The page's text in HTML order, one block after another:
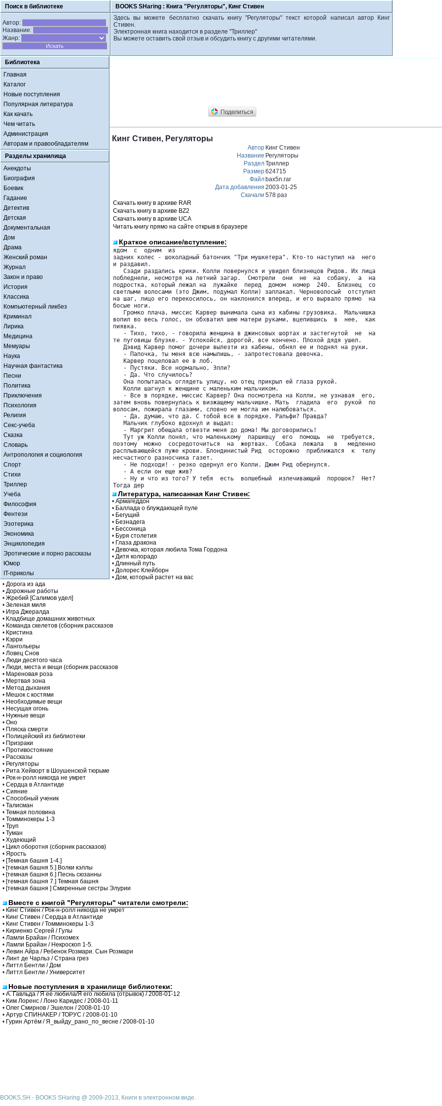
Поиск в библиотеке BOOKS SHaring : Книга "Регуляторы", Кинг Стивен
Автор:
Название:
Жанр:
Здесь вы можете бесплатно скачать книгу "Регуляторы" текст которой написал автор Кинг
Стивен.
Электронная книга находится в разделе "Триллер"
Вы можете оставить свой отзыв и обсудить книгу с другими читателями.
Библиотека
Главная
Каталог
Новые поступления
Популярная литература
Как качать
Чем читать
Администрация
Авторам и правообладателям
Разделы хранилища
Анекдоты
Биография
Боевик
Гадание
Детектив
Детская
Документальная
Дом
Драма
Женский роман
Журнал
Закон и право
История
Классика
Компьютерный ликбез
Криминал
Лирика
Медицина
Мемуары
Наука
Научная фантастика
Песни
Политика
Приключения
Психология
Религия
Секс-учеба
Сказка
Словарь
Антропология и социология
Спорт
Стихи
Триллер
Учеба
Философия
Фентези
Эзотерика
Экономика
Энциклопедия
Эротические и порно рассказы
Юмор
IT-приколы
Кинг Стивен, Регуляторы
Автор Кинг Стивен
Название Регуляторы
РазделТриллер
Размер624715
Файл bax5n.rar
Дата добавления 2003-01-25
Скачали 578 раз
Скачать книгу в архиве RAR
Скачать книгу в архиве BZ2
Скачать книгу в архиве UCA
Читать книгу прямо на сайте открыв в браузере
Краткое описание/вступление:
ядом  с  одним  из
задних колес - шоколадный батончик "Три мушкетера". Кто-то наступил на  него
и раздавил.
   Сзади раздались крики. Колли повернулся и увидел близнецов Ридов. Их лица
побледнели, несмотря на летний загар.  Смотрели  они  не  на  собаку,  а  на
подростка, который лежал на  лужайке  перед  домом  номер  240.  Близнец  со
светлыми волосами (это Джим, подумал Колли) заплакал. Черноволосый  отступил
на шаг, лицо его перекосилось, он наклонился вперед, и его вырвало прямо  на
босые ноги.
   Громко плача, миссис Карвер вынимала сына из кабины грузовика.  Мальчишка
вопил во весь голос, он обхватил шею матери руками, вцепившись  в  нее,  как
пиявка.
   - Тихо, тихо, - говорила женщина в джинсовых шортах и застегнутой  не  на
те пуговицы блузке. - Успокойся, дорогой, все кончено. Плохой дядя ушел.
   Дэвид Карвер помог дочери вылезти из кабины, обнял ее и поднял на руки.
   - Папочка, ты меня всю намылишь, - запротестовала девочка.
   Карвер поцеловал ее в лоб.
   - Пустяки. Все нормально, Элли?
   - Да. Что случилось?
   Она попыталась оглядеть улицу, но отец прикрыл ей глаза рукой.
   Колли шагнул к женщине с маленьким мальчиком.
   - Все в порядке, миссис Карвер? Она посмотрела на Колли, не узнавая  его,
затем вновь повернулась к визжащему мальчишке. Мать  гладила  его  рукой  по
волосам, пожирала глазами, словно не могла им налюбоваться.
   - Да, думаю, что да. С тобой все в порядке. Ральфи? Правда?
   Мальчик глубоко вдохнул и выдал:
   - Маргрит обещала отвезти меня до дома! Мы договорились!
   Тут уж Колли понял, что маленькому  паршивцу  его  помощь  не  требуется,
поэтому  можно  сосредоточиться  на  жертвах.  Собака  лежала   в   медленно
расплывающейся луже крови. Блондинистый Рид  осторожно  приближался  к  телу
несчастного разносчика газет.
   - Не подходи! - резко одернул его Колли. Джим Рид обернулся.
   - А если он еще жив?
   - Ну и что из того? У тебя  есть  волшебный  излечивающий  порошок?  Нет?
Тогда дер
Литература, написанная Кинг Стивен:
• Армагеддон
• Баллада о блуждающей пуле
• Бегущий
• Безнадега
• Бессоница
• Буря столетия
• Глаза дракона
• Девочка, которая любила Тома Гордона
• Дитя колорадо
• Длинный путь
• Долорес Клейборн
• Дом, который растет на вас
• Дорога из ада
• Дорожные работы
• Жребий [Салимов удел]
• Зеленая миля
• Игра Джералда
• Кладбище домашних животных
• Команда скелетов (сборник рассказов
• Кристина
• Кэрри
• Лангольеры
• Ловец Снов
• Люди десятого часа
• Люди, места и вещи (сборник рассказов
• Мареновая роза
• Мертвая зона
• Метод дыхания
• Мешок с костями
• Необходимые вещи
• Несущая огонь
• Нужные вещи
• Оно
• Пляска смерти
• Полицейский из библиотеки
• Призраки
• Противостояние
• Рассказы
• Регуляторы
• Рита Хейворт в Шоушенской тюрьме
• Рок-н-ролл никогда не умрет
• Сердца в Атлантиде
• Сияние
• Способный ученик
• Талисман
• Темная половина
• Томминокеры 1-3
• Труп
• Туман
• Худеющий
• Цикл оборотня (сборник рассказов)
• Ярость
• [Темная башня 1-4.]
• [темная башня 5.] Волки кэллы
• [темная башня 6.] Песнь сюзанны
• [темная башня 7.] Темная башня
• [темная башня ] Смиренные сестры Элурии
Вместе с книгой "Регуляторы" читатели смотрели:
• Кинг Стивен / Рок-н-ролл никогда не умрет
• Кинг Стивен / Сердца в Атлантиде
• Кинг Стивен / Томминокеры 1-3
• Кириенко Сергей / Гулы
• Ламли Брайан / Психомех
• Ламли Брайан / Некроскоп 1-5.
• Левин Айра / Ребенок Розмари. Сын Розмари
• Линт де Чарльз / Страна грез
• Литтл Бентли / Дом
• Литтл Бентли / Университет
Новые поступления в хранилище библиотеки:
• А. Гавльда / Я ее любила/Я его любила (отрывок) / 2008-01-12
• Ким Лоренс / Лоно Каридес / 2008-01-11
• Олег Смирнов / Эшелон / 2008-01-10
• Артур СПИНАКЕР / ТОРУС / 2008-01-10
• Гурин Артём / Я_выйду_рано_по_весне / 2008-01-10
BOOKS.SH - BOOKS SHaring @ 2009-2013, Книги в электронном виде.